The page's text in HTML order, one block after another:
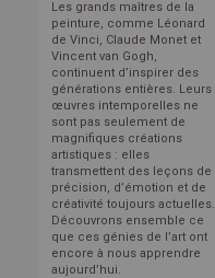
Les grands maîtres de la
peinture, comme Léonard
de Vinci, Claude Monet et
Vincent van Gogh,
continuent d’inspirer des
générations entières. Leurs
œuvres intemporelles ne
sont pas seulement de
magnifiques créations
artistiques : elles
transmettent des leçons de
précision, d’émotion et de
créativité toujours actuelles.
Découvrons ensemble ce
que ces génies de l’art ont
encore à nous apprendre
aujourd’hui.